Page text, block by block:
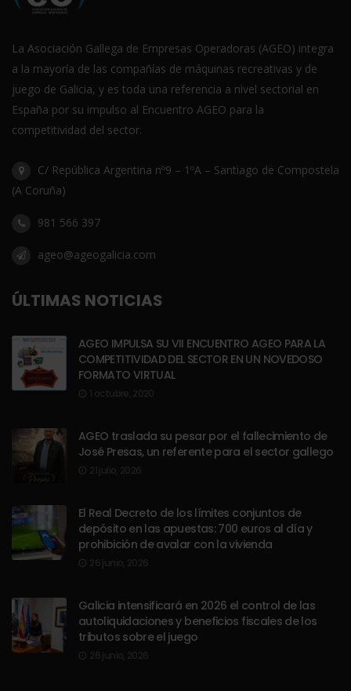
La Asociación Gallega de Empresas Operadoras (AGEO) integra
a la mayoría de las compañías de máquinas recreativas y de
juego de Galicia, y es toda una referencia a nivel sectorial en
España por su impulso al Encuentro AGEO para la
competitividad del sector.
C/ República Argentina nº9 – 1ºA – Santiago de Compostela
(A Coruña)
981 566 397
ageo@ageogalicia.com
ÚLTIMAS NOTICIAS
AGEO IMPULSA SU VII ENCUENTRO AGEO PARA LA
COMPETITIVIDAD DEL SECTOR EN UN NOVEDOSO
FORMATO VIRTUAL
AGEO traslada su pesar por el fallecimiento de
José Presas, un referente para el sector gallego
El Real Decreto de los límites conjuntos de
depósito en las apuestas: 700 euros al día y
prohibición de avalar con la vivienda
Galicia intensificará en 2026 el control de las
autoliquidaciones y beneficios fiscales de los
tributos sobre el juego